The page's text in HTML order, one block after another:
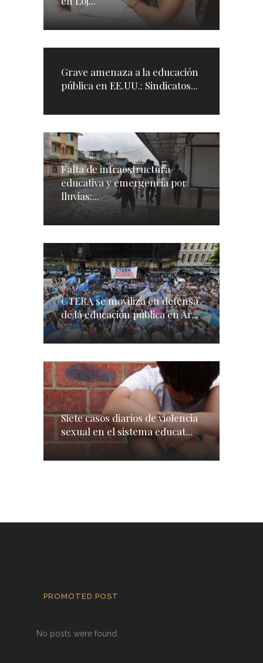
Grave amenaza a la educación
pública en EE.UU.: Sindicatos...
Falta de infraestructura
educativa y emergencia por
lluvias:...
CTERA se moviliza en defensa
de la educación pública en Ar...
Siete casos diarios de violencia
sexual en el sistema educat...
PROMOTED POST
No posts were found.